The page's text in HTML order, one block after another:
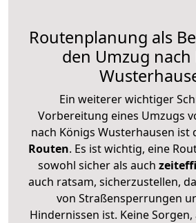
Routenplanung als
den Umzug nach
Ein weiterer wichtiger
Vorbereitung eines Umzugs
nach Königs Wusterhausen ist
Routen. Es ist wichtig, eine
sowohl sicher als auch
auch ratsam, sicherzustellen,
von Straßensperrungen
Hindernissen ist. Keine